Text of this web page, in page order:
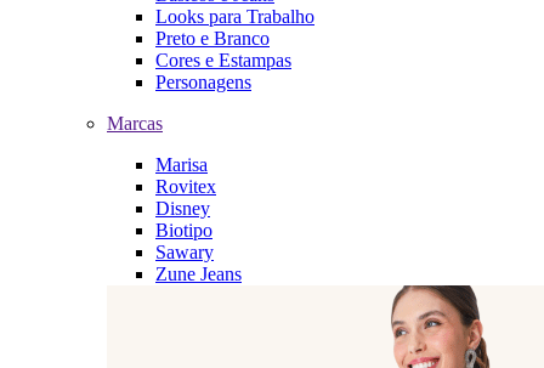
Looks para Trabalho
Preto e Branco
Cores e Estampas
Personagens
Marcas
Marisa
Rovitex
Disney
Biotipo
Sawary
Zune Jeans